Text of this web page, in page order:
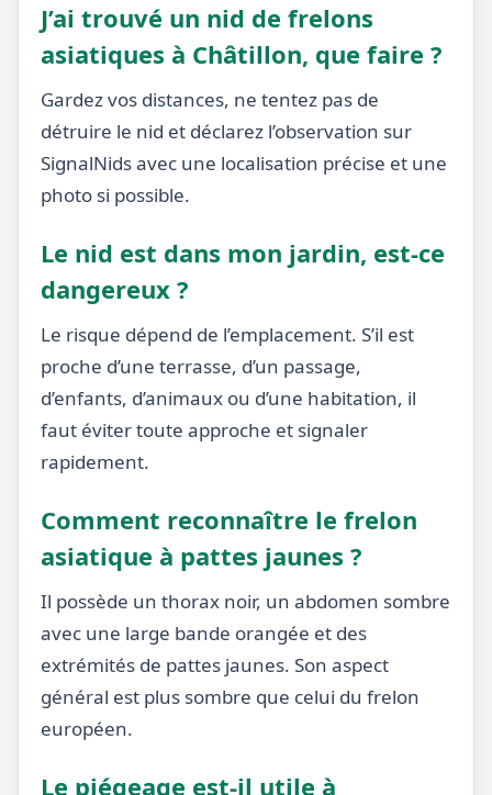
J’ai trouvé un nid de frelons
asiatiques à Châtillon, que faire ?
Gardez vos distances, ne tentez pas de
détruire le nid et déclarez l’observation sur
SignalNids avec une localisation précise et une
photo si possible.
Le nid est dans mon jardin, est-ce
dangereux ?
Le risque dépend de l’emplacement. S’il est
proche d’une terrasse, d’un passage,
d’enfants, d’animaux ou d’une habitation, il
faut éviter toute approche et signaler
rapidement.
Comment reconnaître le frelon
asiatique à pattes jaunes ?
Il possède un thorax noir, un abdomen sombre
avec une large bande orangée et des
extrémités de pattes jaunes. Son aspect
général est plus sombre que celui du frelon
européen.
Le piégeage est-il utile à